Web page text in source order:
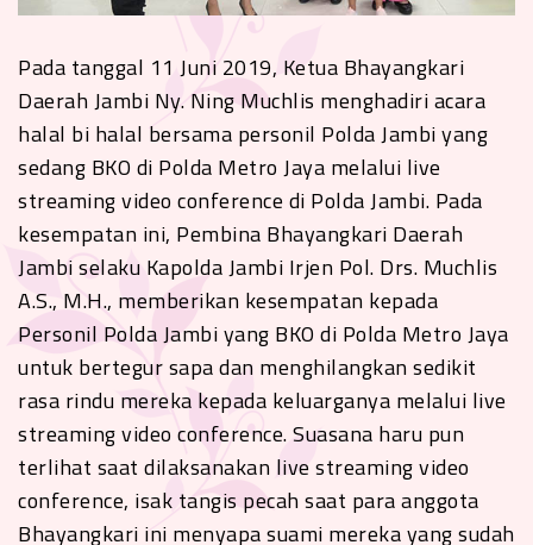
Pada tanggal 11 Juni 2019, Ketua Bhayangkari
Daerah Jambi Ny. Ning Muchlis menghadiri acara
halal bi halal bersama personil Polda Jambi yang
sedang BKO di Polda Metro Jaya melalui live
streaming video conference di Polda Jambi. Pada
kesempatan ini, Pembina Bhayangkari Daerah
Jambi selaku Kapolda Jambi Irjen Pol. Drs. Muchlis
A.S., M.H., memberikan kesempatan kepada
Personil Polda Jambi yang BKO di Polda Metro Jaya
untuk bertegur sapa dan menghilangkan sedikit
rasa rindu mereka kepada keluarganya melalui live
streaming video conference. Suasana haru pun
terlihat saat dilaksanakan live streaming video
conference, isak tangis pecah saat para anggota
Bhayangkari ini menyapa suami mereka yang sudah